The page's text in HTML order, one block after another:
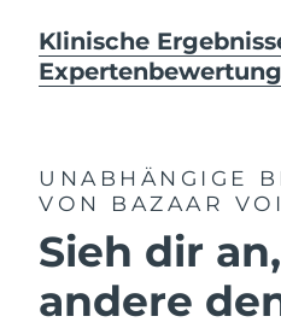
Klinische
UNABHÄNGIGE
VON BAZAAR
Sieh dir
andere